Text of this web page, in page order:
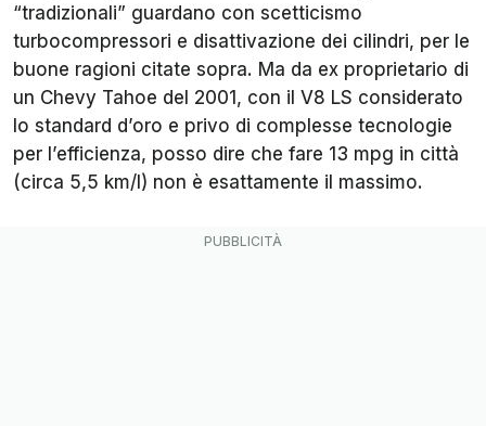
“tradizionali” guardano con scetticismo
turbocompressori e disattivazione dei cilindri, per le
buone ragioni citate sopra. Ma da ex proprietario di
un Chevy Tahoe del 2001, con il V8 LS considerato
lo standard d’oro e privo di complesse tecnologie
per l’efficienza, posso dire che fare 13 mpg in città
(circa 5,5 km/l) non è esattamente il massimo.